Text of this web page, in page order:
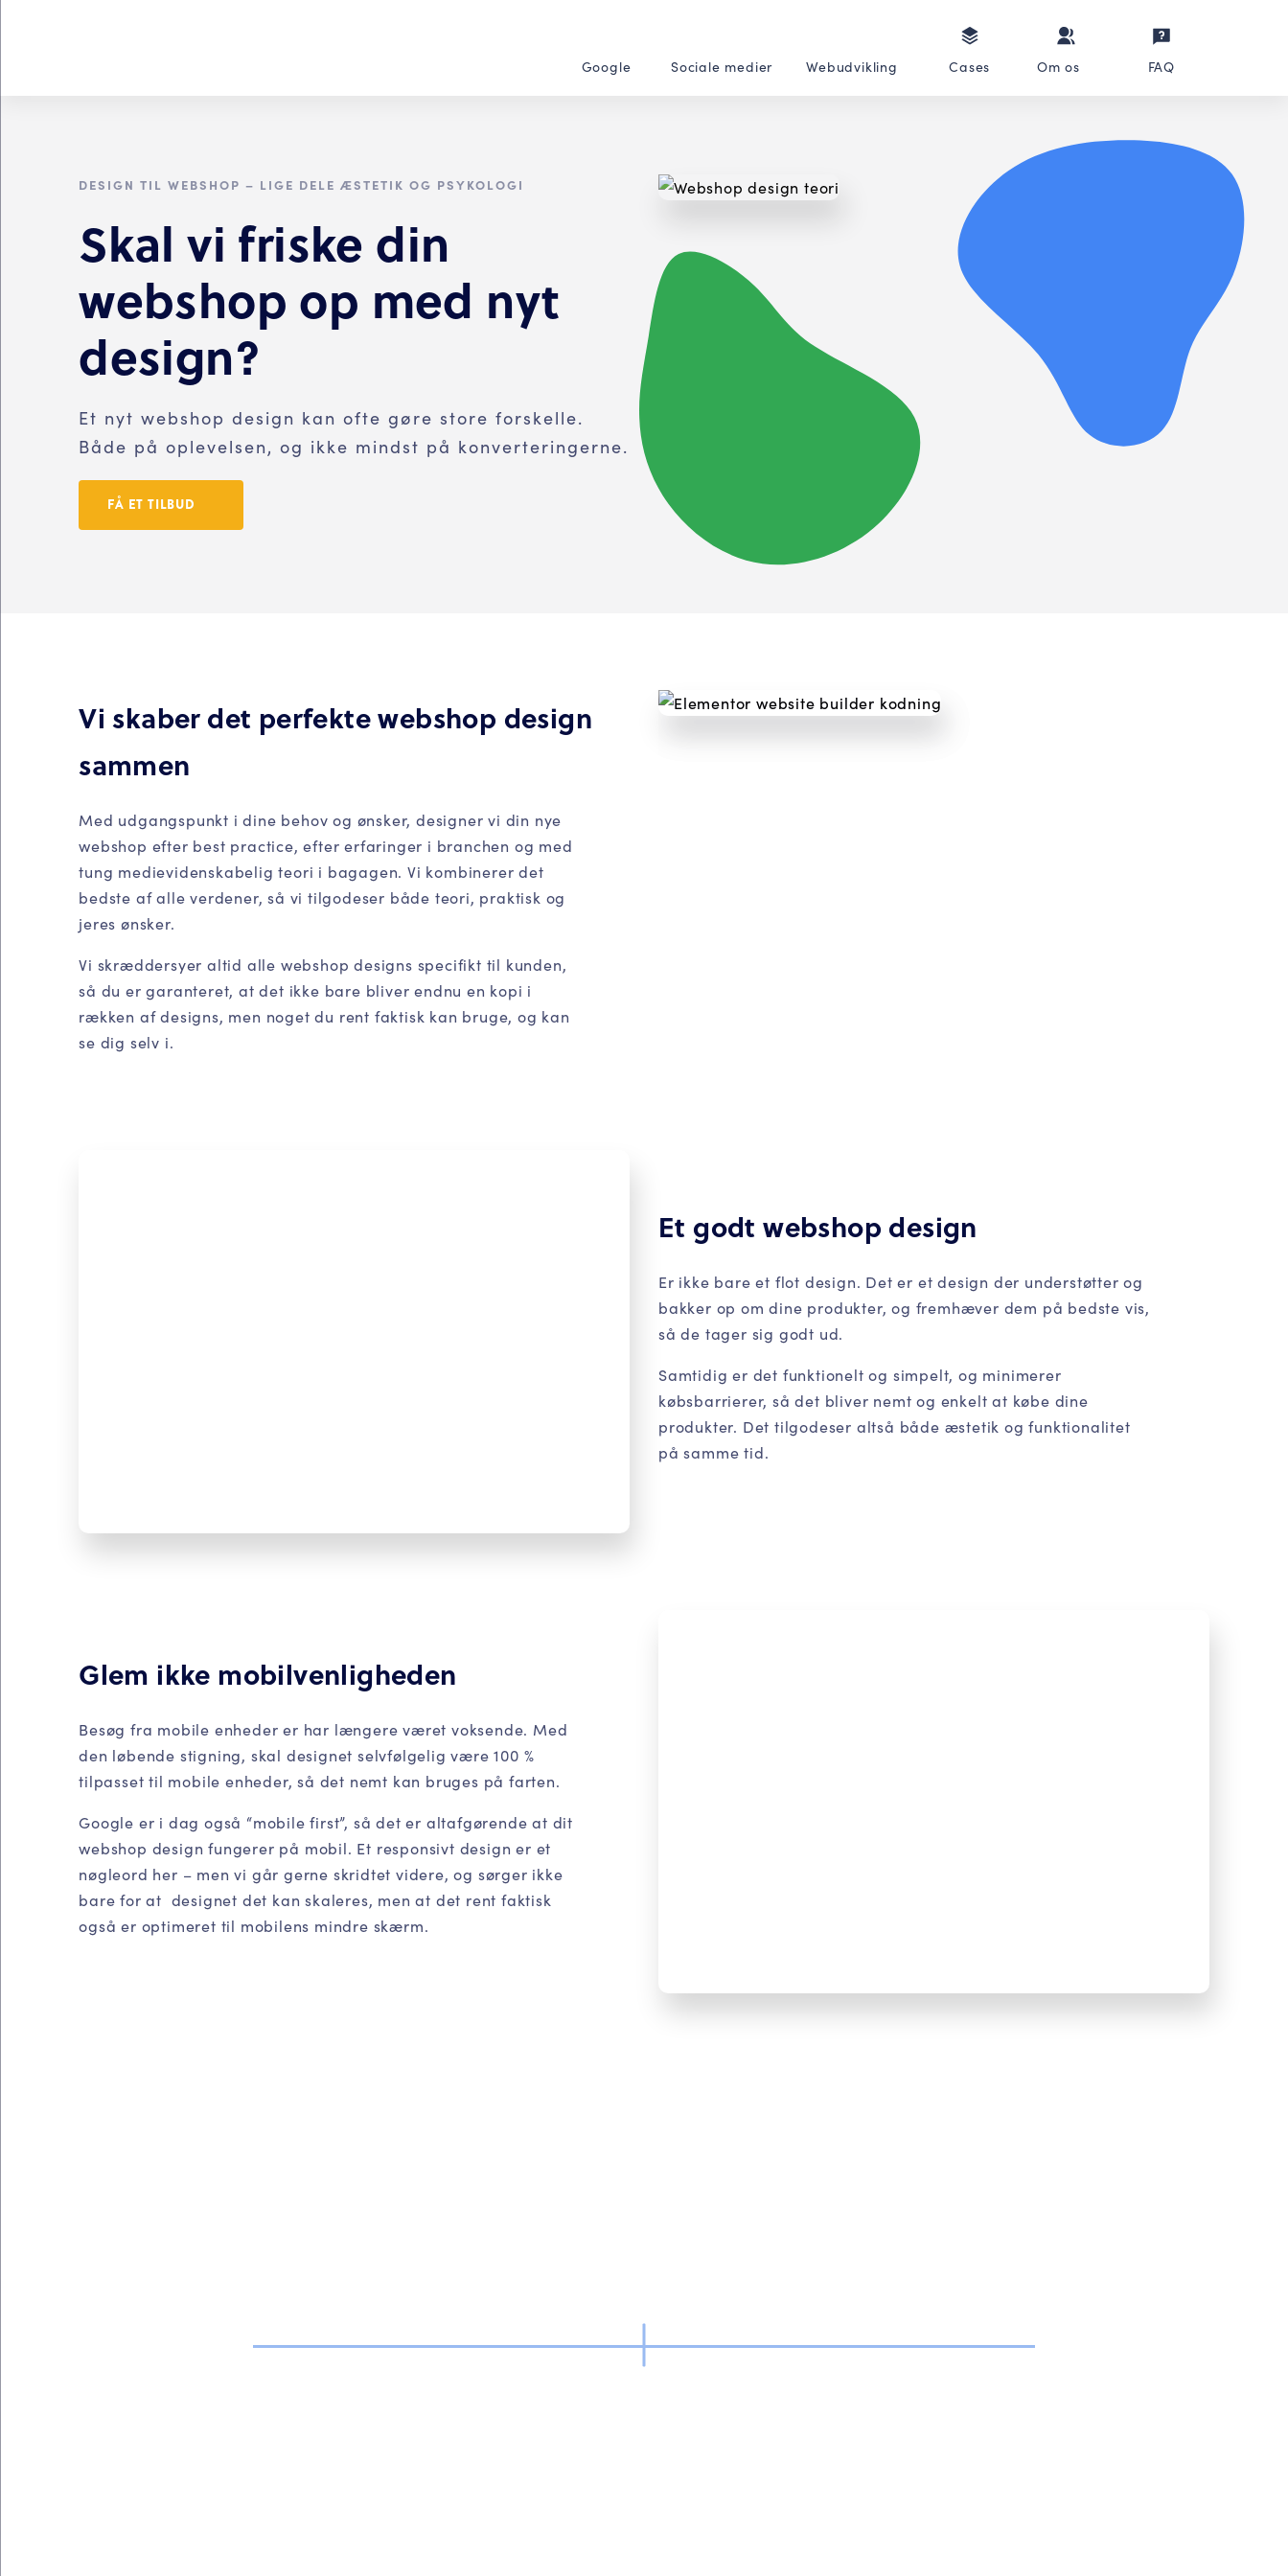
Google Sociale medier Webudvikling Cases Om os FAQ
DESIGN TIL WEBSHOP – LIGE DELE ÆSTETIK OG PSYKOLOGI
Skal vi friske din
webshop op med nyt
design?
Et nyt webshop design kan ofte gøre store forskelle.
Både på oplevelsen, og ikke mindst på konverteringerne.
FÅ ET TILBUD
Vi skaber det perfekte webshop design
sammen
Med udgangspunkt i dine behov og ønsker, designer vi din nye
webshop efter best practice, efter erfaringer i branchen og med
tung medievidenskabelig teori i bagagen. Vi kombinerer det
bedste af alle verdener, så vi tilgodeser både teori, praktisk og
jeres ønsker.
Vi skræddersyer altid alle webshop designs specifikt til kunden,
så du er garanteret, at det ikke bare bliver endnu en kopi i
rækken af designs, men noget du rent faktisk kan bruge, og kan
se dig selv i.
Et godt webshop design
Er ikke bare et flot design. Det er et design der understøtter og
bakker op om dine produkter, og fremhæver dem på bedste vis,
så de tager sig godt ud.
Samtidig er det funktionelt og simpelt, og minimerer
købsbarrierer, så det bliver nemt og enkelt at købe dine
produkter. Det tilgodeser altså både æstetik og funktionalitet
på samme tid.
Glem ikke mobilvenligheden
Besøg fra mobile enheder er har længere været voksende. Med
den løbende stigning, skal designet selvfølgelig være 100 %
tilpasset til mobile enheder, så det nemt kan bruges på farten.
Google er i dag også “mobile first”, så det er altafgørende at dit
webshop design fungerer på mobil. Et responsivt design er et
nøgleord her – men vi går gerne skridtet videre, og sørger ikke
bare for at designet det kan skaleres, men at det rent faktisk
også er optimeret til mobilens mindre skærm.